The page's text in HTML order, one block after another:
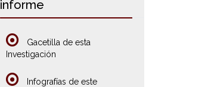
informe
Gacetilla de esta
Investigación
Infografías de este